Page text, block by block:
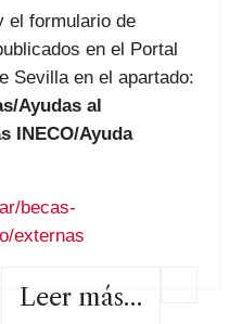
el formulario de
en el Portal
Sevilla en el apartado:
Ayudas al
INECO/Ayuda
becas-
externas
Leer más…